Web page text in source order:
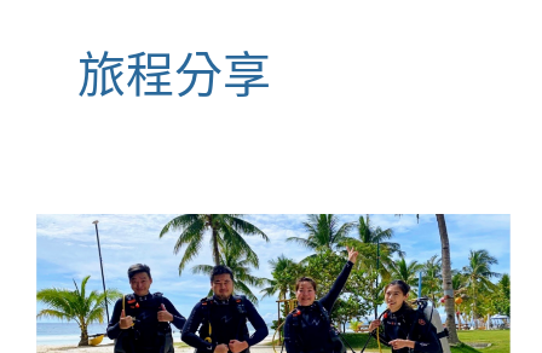
旅程分享